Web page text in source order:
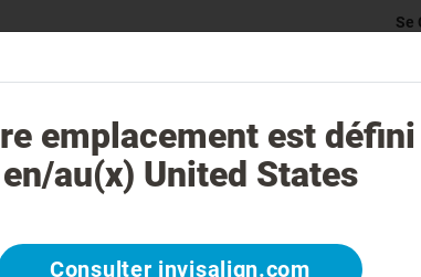
Se
du traitement Invisalign Coût du
emplacement est défini
en/au(x) United States
Consulter invisalign.com